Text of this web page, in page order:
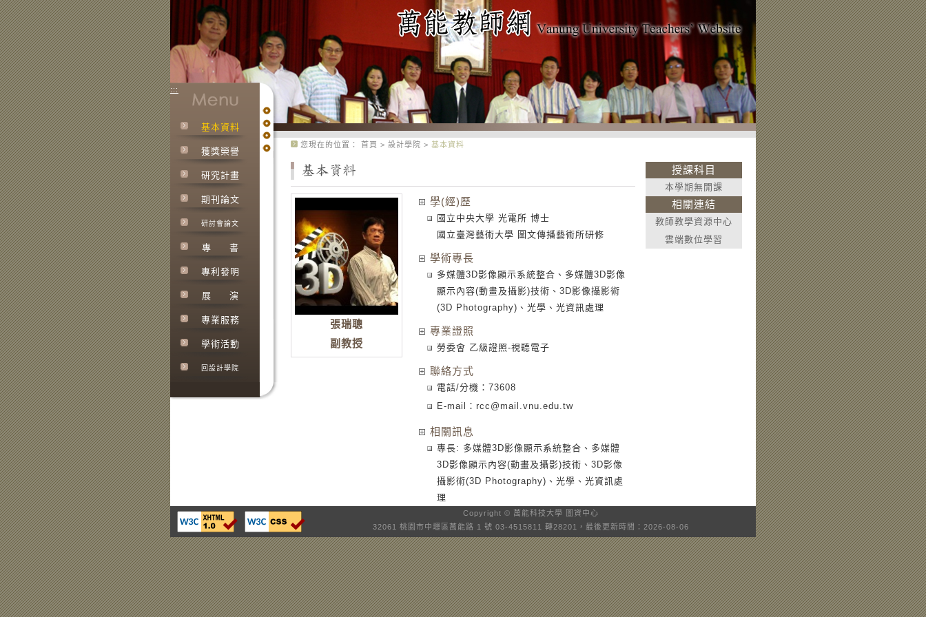
:::
基本資料
獲獎榮譽
研究計畫
期刊論文
研討會論文
專 書
專利發明
展 演
專業服務
學術活動
回設計學院
您現在的位置： 首頁 > 設計學院 > 基本資料
張瑞聰
副教授
學(經)歷
國立中央大學 光電所 博士
國立臺灣藝術大學 圖文傳播藝術所研修
學術專長
多媒體3D影像顯示系統整合、多媒體3D影像
顯示內容(動畫及攝影)技術、3D影像攝影術
(3D Photography)、光學、光資訊處理
專業證照
勞委會 乙級證照-視聽電子
聯絡方式
電話/分機：73608
E-mail： rcc@mail.vnu.edu.tw
相關訊息
專長: 多媒體3D影像顯示系統整合、多媒體
3D影像顯示內容(動畫及攝影)技術、3D影像
攝影術(3D Photography)、光學、光資訊處
理
授課科目
本學期無開課
相關連結
教師教學資源中心
雲端數位學習
Copyright © 萬能科技大學 圖資中心
32061 桃園市中壢區萬能路 1 號 03-4515811 轉28201，最後更新時間：2026-08-06